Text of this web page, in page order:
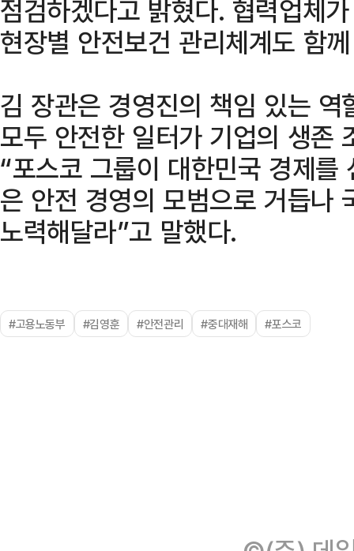
점검하겠다고 밝혔다. 협력업체
현장별 안전보건 관리체계도 함
김 장관은 경영진의 책임 있는
모두 안전한 일터가 기업의 생존
“포스코 그룹이 대한민국 경제
은 안전 경영의 모범으로 거듭나
노력해달라”고 말했다.
#고용노동부 #김영훈 #안전관리 #중대재해 #포스코